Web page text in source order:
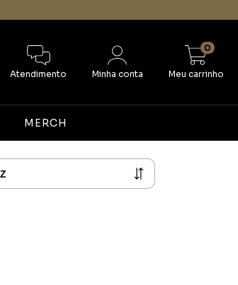
Atendimento Minha conta Meu carrinho
0
MERCH